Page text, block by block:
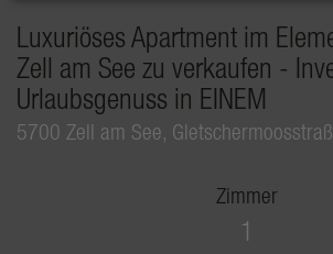
Luxuriöses Apartment im
Zell am See zu verkaufen -
Urlaubsgenuss in EINEM
5700 Zell am See,
Zimmer
1